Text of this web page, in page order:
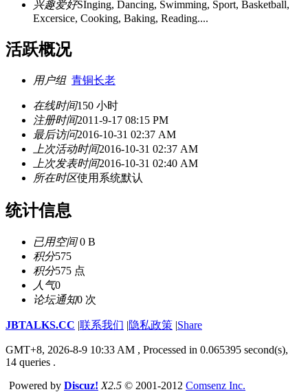
兴趣爱好SInging, Dancing, Swimming, Sport, Basketball,
Excersice, Cooking, Baking, Reading....
活跃概况
用户组 青铜长老
在线时间150 小时
注册时间2011-9-17 08:15 PM
最后访问2016-10-31 02:37 AM
上次活动时间2016-10-31 02:37 AM
上次发表时间2016-10-31 02:40 AM
所在时区使用系统默认
统计信息
已用空间0 B
积分575
积分575 点
人气0
论坛通知0 次
JBTALKS.CC |联系我们 |隐私政策 |Share
GMT+8, 2026-8-9 10:33 AM , Processed in 0.065395 second(s),
14 queries .
Powered by Discuz! X2.5 © 2001-2012 Comsenz Inc.